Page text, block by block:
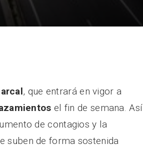
, que entrará en vigor a
el fin de semana. Así
de contagios y la
suben de forma sostenida